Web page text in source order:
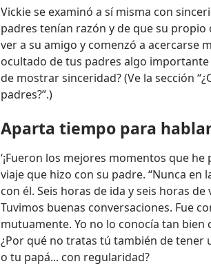
Vickie se examinó a sí misma con
padres tenían razón y de que su
ver a su amigo y comenzó a acercarse
ocultado de tus padres algo
de mostrar sinceridad? (Ve la sección
padres?”.)
Aparta tiempo para
‘¡Fueron los mejores momentos que
viaje que hizo con su padre. “Nunca en
con él. Seis horas de ida y seis horas
Tuvimos buenas conversaciones. Fue
mutuamente. Yo no lo conocía tan bien
¿Por qué no tratas tú también de tener
o tu papá... con regularidad?